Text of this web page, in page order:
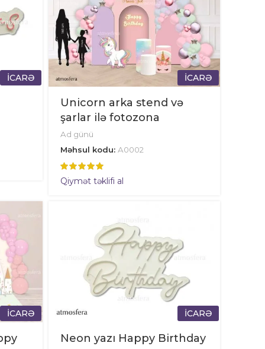
İCARƏ İCARƏ
Unicorn arka stend və
şarlar ilə fotozona
Ad günü
Məhsul kodu: A0002
Qiymət təklifi al
İCARƏ İCARƏ
Neon yazı Happy Birthday